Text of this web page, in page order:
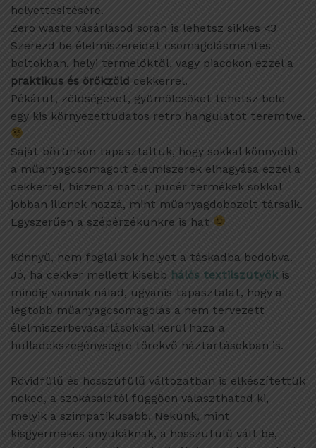
helyettesítésére.
Zero waste vásárlásod során is lehetsz sikkes <3
Szerezd be élelmiszereidet csomagolásmentes
boltokban, helyi termelőktől, vagy piacokon ezzel a
praktikus és örökzöld cekkerrel.
Pékárut, zöldségeket, gyümölcsöket tehetsz bele
egy kis környezettudatos retro hangulatot teremtve.
Saját bőrünkön tapasztaltuk, hogy sokkal könnyebb
a műanyagcsomagolt élelmiszerek elhagyása ezzel a
cekkerrel, hiszen a natúr, pucér termékek sokkal
jobban illenek hozzá, mint műanyagdobozolt társaik.
Egyszerűen a szépérzékünkre is hat
Könnyű, nem foglal sok helyet a táskádba bedobva.
Jó, ha cekker mellett kisebb hálós textilszütyőkis
mindig vannak nálad, ugyanis tapasztalat, hogy a
legtöbb műanyagcsomagolás a nem tervezett
élelmiszerbevásárlásokkal kerül haza a
hulladékszegénységre törekvő háztartásokban is.
Rövidfülű és hosszúfülű változatban is elkészítettük
neked, a szokásaidtól függően választhatod ki,
melyik a szimpatikusabb. Nekünk, mint
kisgyermekes anyukáknak, a hosszúfülű vált be,